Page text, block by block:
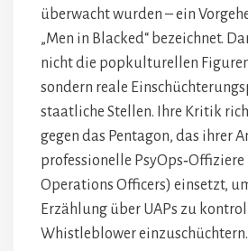
überwacht wurden – ein
„Men in Blacked“ bezeichnet.
nicht die popkulturellen
sondern reale
staatliche Stellen. Ihre Kritik
gegen das Pentagon, das ihrer
professionelle PsyOps‑Offiziere
Operations Officers) einsetzt,
Erzählung über UAPs zu
Whistleblower einzuschüchtern.